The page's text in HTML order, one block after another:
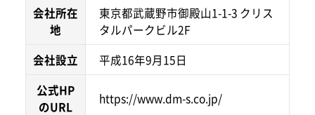
会社所在
地
東京都武蔵野市御殿山1-1-3 クリス
タルパークビル2F
会社設立
平成16年9月15日
公式HP
のURL
https://www.dm-s.co.jp/